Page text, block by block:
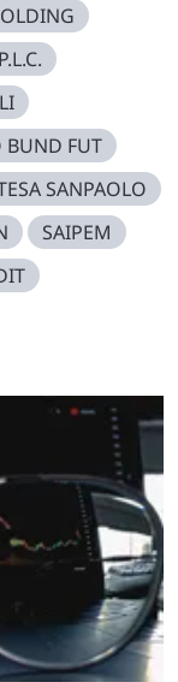
BUND FUT
SANPAOLO
SAIPEM